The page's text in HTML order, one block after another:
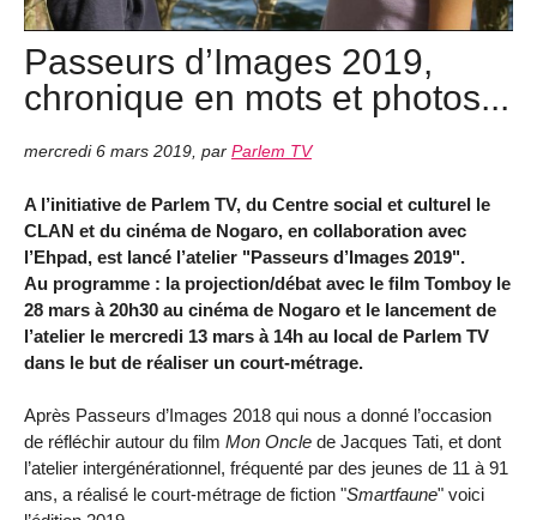
Passeurs d’Images 2019,
chronique en mots et photos...
mercredi 6 mars 2019 par Parlem TV
A l’initiative de Parlem TV, du Centre social et culturel le
CLAN et du cinéma de Nogaro, en collaboration avec
l’Ehpad, est lancé l’atelier "Passeurs d’Images 2019".
Au programme : la projection/débat avec le film Tomboy le
28 mars à 20h30 au cinéma de Nogaro et le lancement de
l’atelier le mercredi 13 mars à 14h au local de Parlem TV
dans le but de réaliser un court-métrage.
Après Passeurs d’Images 2018 qui nous a donné l’occasion
de réfléchir autour du film Mon Oncle de Jacques Tati, et dont
l’atelier intergénérationnel, fréquenté par des jeunes de 11 à 91
ans, a réalisé le court-métrage de fiction "Smartfaune" voici